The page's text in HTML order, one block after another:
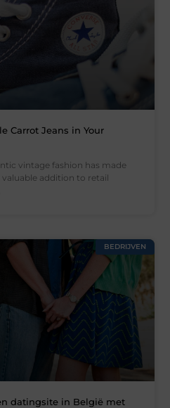
Carrot Jeans in Your
vintage fashion has made
addition to retail
BEDRIJVEN
datingsite in België met